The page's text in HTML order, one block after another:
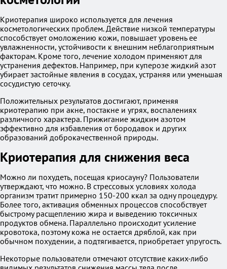
Криотерапия широко используется для лечения
косметологических проблем. Действие низкой температуры
способствует омоложению кожи, повышает уровень ее
увлажненности, устойчивости к внешним неблагоприятным
факторам. Кроме того, лечение холодом применяют для
устранения дефектов. Например, при куперозе жидкий азот
убирает застойные явления в сосудах, устраняя или уменьшая
сосудистую сеточку.
Положительных результатов достигают, применяя
криотерапию при акне, постакне и угрях, воспалениях
различного характера. Прижигание жидким азотом
эффективно для избавления от бородавок и других
образований доброкачественной природы.
Криотерапия для снижения веса
Можно ли похудеть, посещая криосауну? Пользователи
утверждают, что можно. В стрессовых условиях холода
организм тратит примерно 150-200 ккал за одну процедуру.
Более того, активация обменных процессов способствует
быстрому расщеплению жира и выведению токсичных
продуктов обмена. Параллельно происходит усиление
кровотока, поэтому кожа не остается дряблой, как при
обычном похудении, а подтягивается, приобретает упругость.
Некоторые пользователи отмечают отсутствие каких-либо